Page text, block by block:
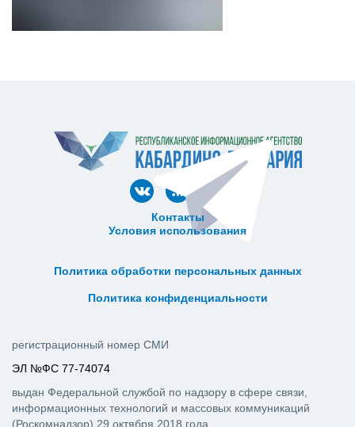
Контакты
Условия использования
Политика обработки персональных данных
Политика конфиденциальности
регистрационный номер СМИ
ЭЛ №ФС 77-74074
выдан Федеральной службой по надзору в сфере связи,
информационных технологий и массовых коммуникаций
(Роскомнадзор) 29 октября 2018 года